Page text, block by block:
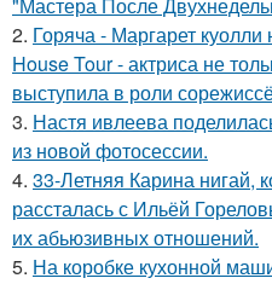
2. Горяча - Маргарет
House Tour - актриса не
выступила в роли
3. Настя ивлеева
из новой фотосессии.
4. 33-Летняя Карина нигай,
рассталась с Ильёй
их абьюзивных отношений.
5. На коробке кухонной